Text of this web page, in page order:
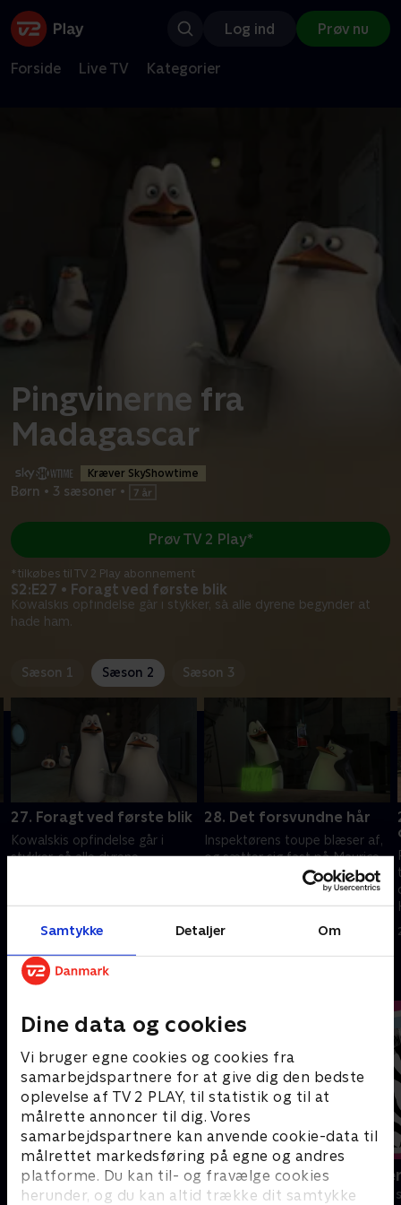
Samtykke Detaljer Om
Dine data og cookies
Vi bruger egne cookies og cookies fra
samarbejdspartnere for at give dig den bedste
oplevelse af TV 2 PLAY, til statistik og til at
målrette annoncer til dig. Vores
samarbejdspartnere kan anvende cookie-data til
målrettet markedsføring på egne og andres
platforme. Du kan til- og fravælge cookies
herunder, og du kan altid trække dit samtykke
Log ind Prøv nu
Forside Live TV Kategorier
Pingvinerne fra
Madagascar
Kræver SkyShowtime
Børn • 3 sæsoner •
S2:E27 • Foragt ved første blik
Kowalskis opfindelse går i stykker, så alle dyrene begynder at
hade ham.
Prøv TV 2 Play*
*tilkøbes til TV 2 Play abonnement
Sæson 1 Sæson 2 Sæson 3
27. Foragt ved første blik
Kowalskis opfindelse går i
stykker, så alle dyrene
28. Det forsvundne hår
Inspektørens toupe blæser af,
og sætter sig fast på Maurice.
Strudsen Shelly bliver fanget i
våd cement, og Rico er den
eneste der kan redde hende.
Andre så også
Nuts Nuts Nuts
Børneserier • 1 sæsoner
Miniteve:
Børneserier • 1